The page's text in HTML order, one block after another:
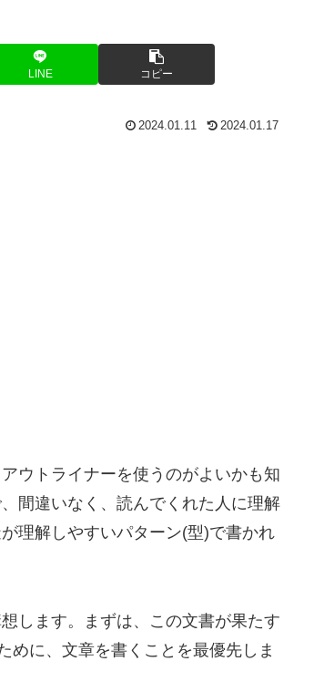
LINE コピー
2024.01.11 2024.01.17
ウトライナーを使うのがよいかも知
間違いなく、読んでくれた人に理解
理解しやすいパターン(型)で書かれ
します。まずは、この文書が果たす
めに、文章を書くことを最優先しま